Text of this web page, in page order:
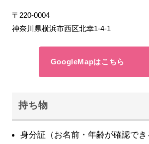
〒220-0004
神奈川県横浜市西区北幸1-4-1
GoogleMapはこちら
持ち物
身分証（お名前・年齢が確認で